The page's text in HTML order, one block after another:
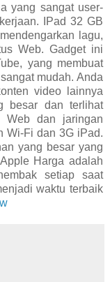
yang sangat user-
IPad 32 GB
lagu,
Web. Gadget ini
yang membuat
mudah. Anda
video lainnya
besar dan terlihat
Web dan jaringan
Wi-Fi dan 3G iPad.
yang besar yang
Harga adalah
setiap saat
waktu terbaik